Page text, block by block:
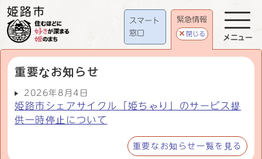
スマート
窓口
緊急情報
閉じる
重要なお知らせ
2026年8月4日
姫路市シェアサイクル「姫ちゃり」のサービス提
供一時停止について
重要なお知らせ一覧を見る
メニュー